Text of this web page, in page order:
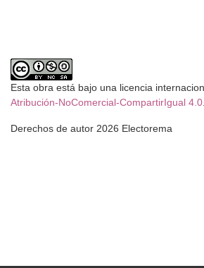
Esta obra está bajo una licencia
Atribución-NoComercial-CompartirIgual 4.0
Derechos de autor 2026 Electorema